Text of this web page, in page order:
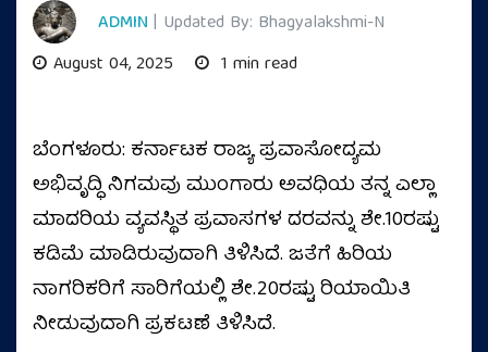
ADMIN | Updated By: Bhagyalakshmi-N
August 04, 2025
1 min read
ಬೆಂಗಳೂರು: ಕರ್ನಾಟಕ ರಾಜ್ಯ ಪ್ರವಾಸೋದ್ಯಮ
ಅಭಿವೃದ್ಧಿ ನಿಗಮವು ಮುಂಗಾರು ಅವಧಿಯ ತನ್ನ ಎಲ್ಲಾ
ಮಾದರಿಯ ವ್ಯವಸ್ಥಿತ ಪ್ರವಾಸಗಳ ದರವನ್ನು ಶೇ.10ರಷ್ಟು
ಕಡಿಮೆ ಮಾಡಿರುವುದಾಗಿ ತಿಳಿಸಿದೆ. ಜತೆಗೆ ಹಿರಿಯ
ನಾಗರಿಕರಿಗೆ ಸಾರಿಗೆಯಲ್ಲಿ ಶೇ.20ರಷ್ಟು ರಿಯಾಯಿತಿ
ನೀಡುವುದಾಗಿ ಪ್ರಕಟಣೆ ತಿಳಿಸಿದೆ.